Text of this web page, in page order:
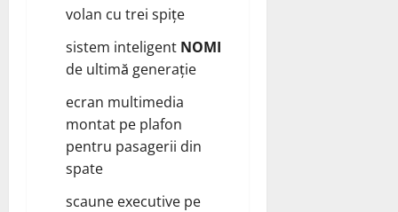
volan cu trei spițe
sistem inteligent NOMI
de ultimă generație
ecran multimedia
montat pe plafon
pentru pasagerii din
spate
scaune executive pe